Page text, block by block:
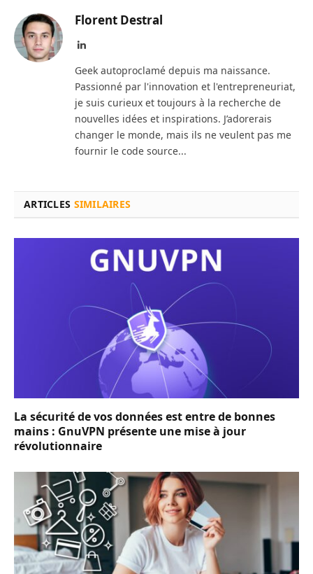
Florent Destral
LinkedIn
Geek autoproclamé depuis ma naissance.
Passionné par l'innovation et l'entrepreneuriat,
je suis curieux et toujours à la recherche de
nouvelles idées et inspirations. J’adorerais
changer le monde, mais ils ne veulent pas me
fournir le code source...
ARTICLES SIMILAIRES
La sécurité de vos données est entre de bonnes
mains : GnuVPN présente une mise à jour
révolutionnaire